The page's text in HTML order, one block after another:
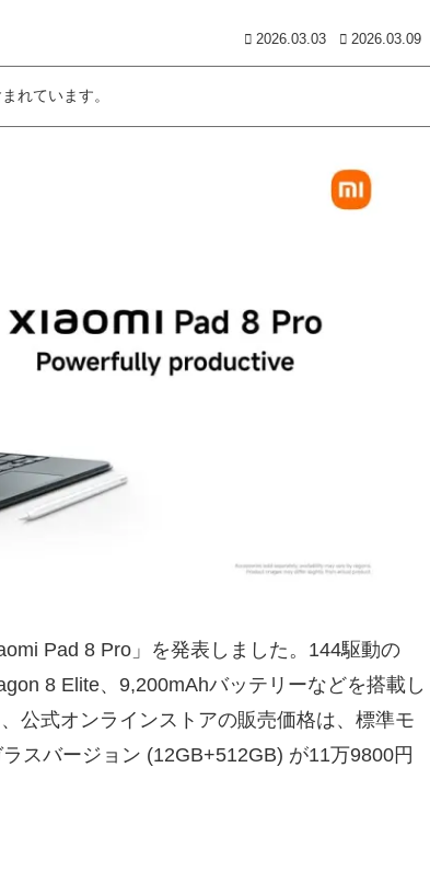
2026.03.03 2026.03.09
れています。
Pad 8 Pro」を発表しました。144駆動の
8 Elite、9,200mAhバッテリーなどを搭載し
公式オンラインストアの販売価格は、標準モ
スバージョン (12GB+512GB) が11万9800円